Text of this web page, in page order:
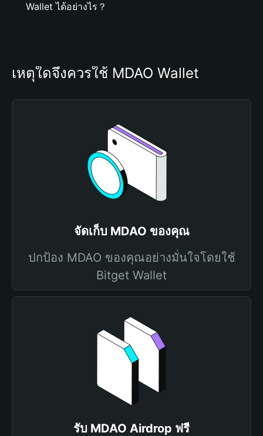
Wallet ได้อย่างไร？
เหตุใดจึงควรใช้ MDAO Wallet
จัดเก็บ MDAO ของคุณ
ปกป้อง MDAO ของคุณอย่างมั่นใจโดยใช้
Bitget Wallet
รับ MDAO Airdrop ฟรี